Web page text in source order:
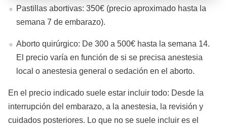
Pastillas abortivas: 350€ (precio aproximado hasta la
semana 7 de embarazo).
Aborto quirúrgico: De 300 a 500€ hasta la semana 14.
El precio varía en función de si se precisa anestesia
local o anestesia general o sedación en el aborto.
En el precio indicado suele estar incluir todo: Desde la
interrupción del embarazo, a la anestesia, la revisión y
cuidados posteriores. Lo que no se suele incluir es el